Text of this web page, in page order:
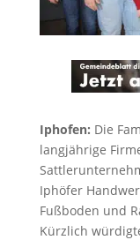
Iphofen: Die
langjährige
Iphöfer
Fußboden und
Kürzlich